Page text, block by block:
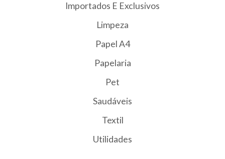
Importados E Exclusivos
Limpeza
Papel A4
Papelaria
Pet
Saudáveis
Textil
Utilidades